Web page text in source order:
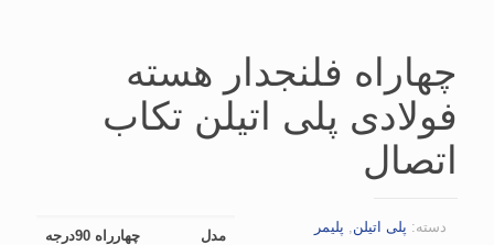
چهاراه فلنجدار هسته
فولادی پلی اتیلن تکاب
اتصال
مدل چهارراه 90درجه
دسته: پلی اتیلن, پلیمر